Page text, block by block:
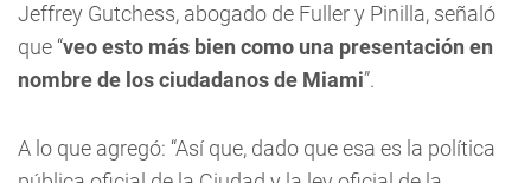
Jeffrey Gutchess, abogado de Fuller y Pinilla, señaló
que “veo esto más bien como una presentación en
nombre de los ciudadanos de Miami”.
A lo que agregó: “Así que, dado que esa es la política